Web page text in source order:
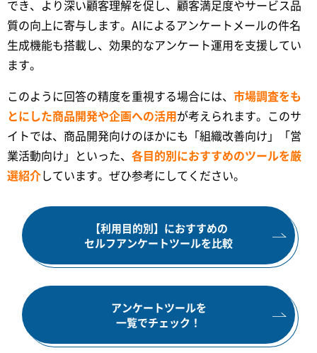
でき、より深い顧客理解を促し、顧客満足度やサービス品
質の向上に寄与します。AIによるアンケートメールの件名
生成機能も搭載し、効果的なアンケート運用を支援してい
ます。
このように回答の精度を重視する場合には、 市場調査をも
とにした商品開発や企画への活用が考えられます。このサ
イトでは、商品開発向けのほかにも「組織改善向け」「営
業活動向け」といった、 各目的別におすすめのツールを厳
選紹介しています。ぜひ参考にしてください。
【利用目的別】におすすめの
セルフアンケートツールを比較
アンケートツールを
一覧でチェック！